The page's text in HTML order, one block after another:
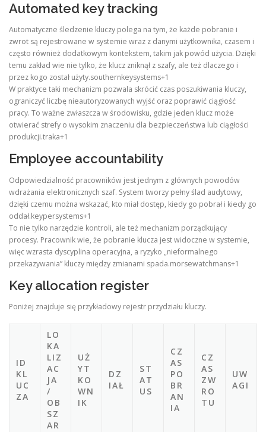
Automated key tracking
Automatyczne śledzenie kluczy polega na tym, że każde pobranie i
zwrot są rejestrowane w systemie wraz z danymi użytkownika, czasem i
często również dodatkowym kontekstem, takim jak powód użycia. Dzięki
temu zakład wie nie tylko, że klucz zniknął z szafy, ale też dlaczego i
przez kogo został użyty.southernkeysystems+1
W praktyce taki mechanizm pozwala skrócić czas poszukiwania kluczy,
ograniczyć liczbę nieautoryzowanych wyjść oraz poprawić ciągłość
pracy. To ważne zwłaszcza w środowisku, gdzie jeden klucz może
otwierać strefy o wysokim znaczeniu dla bezpieczeństwa lub ciągłości
produkcji.traka+1
Employee accountability
Odpowiedzialność pracowników jest jednym z głównych powodów
wdrażania elektronicznych szaf. System tworzy pełny ślad audytowy,
dzięki czemu można wskazać, kto miał dostęp, kiedy go pobrał i kiedy go
oddał.keypersystems+1
To nie tylko narzędzie kontroli, ale też mechanizm porządkujący
procesy. Pracownik wie, że pobranie klucza jest widoczne w systemie,
więc wzrasta dyscyplina operacyjna, a ryzyko „nieformalnego
przekazywania” kluczy między zmianami spada.morsewatchmans+1
Key allocation register
Poniżej znajduje się przykładowy rejestr przydziału kluczy.
ID
KL
UC
ZA
LO
KA
LIZ
AC
JA
/
OB
SZ
AR
UŻ
YT
KO
WN
IK
DZ
IAŁ
ST
AT
US
CZ
AS
PO
BR
AN
IA
CZ
AS
ZW
RO
TU
UW
AGI